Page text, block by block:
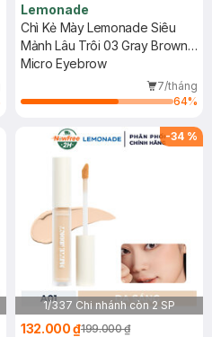
Lemonade
Chì Kẻ Mày Lemonade Siêu
Mảnh Lâu Trôi 03 Gray Brown
0.1g
Micro Eyebrow
7/tháng
64%
-34 %
1/337 Chi nhánh còn 2 SP
132.000 ₫199.000 ₫